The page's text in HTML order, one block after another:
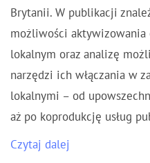
Brytanii. W publikacji
możliwości
lokalnym oraz analizę
narzędzi ich włączania w
lokalnymi – od
aż po koprodukcję usług
Czytaj dalej